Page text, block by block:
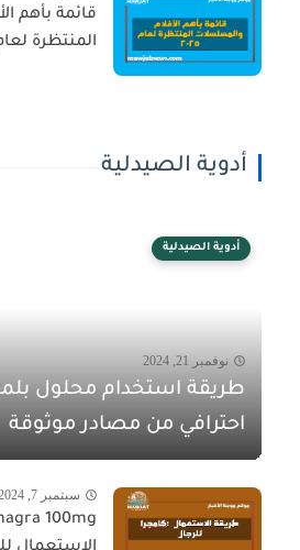
قائمة بأهم
المنتظرة لعام
أدوية الصيدلية
أدوية الصيدلية
نوفمبر 21, 2024
طريقة استخدام محلول
احترافي من مصادر موثوقة
سبتمبر 7, 2024